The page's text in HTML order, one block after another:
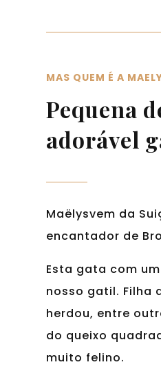
MAS QUEM É A
Pequena
adorável
Maëlysvem da
encantador de
Esta gata com
nosso gatil. Filha
herdou, entre
do queixo
muito felino.